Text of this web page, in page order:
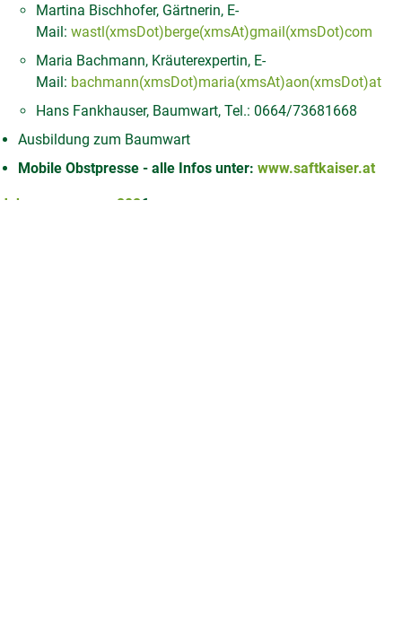
Martina Bischhofer, Gärtnerin, E-
Mail: wastl(xmsDot)berge(xmsAt)gmail(xmsDot)com
Maria Bachmann, Kräuterexpertin, E-
Mail: bachmann(xmsDot)maria(xmsAt)aon(xmsDot)at
Hans Fankhauser, Baumwart, Tel.: 0664/73681668
Ausbildung zum Baumwart
Mobile Obstpresse - alle Infos unter: www.saftkaiser.at
Jahresprogramm 2026